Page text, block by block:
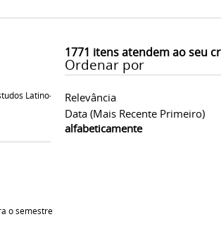
1771 itens atendem ao seu
Ordenar por
Relevância
Data (mais Recente Primeiro)
alfabeticamente
Latino-
o semestre